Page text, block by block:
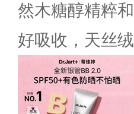
然木糖醇精粹
好吸收，天丝